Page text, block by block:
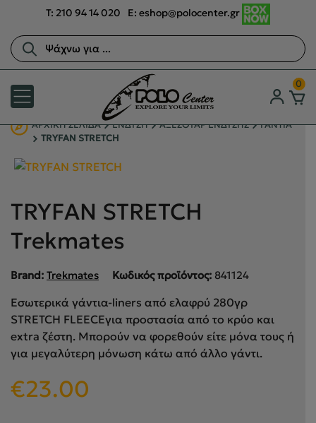
T: 210 94 14 020 E:eshop@polocenter.gr
0
Αναζήτηση
προϊόντων
ΑΡΧΙΚΉ ΣΕΛΊΔΑ ΕΝΔΥΣΗ ΑΞΕΣΟΥΑΡ ΕΝΔΥΣΗΣ
ΓΑΝΤΙΑ
TRYFAN STRETCH
TRYFAN STRETCH
Trekmates
Brand: Trekmates Κωδικός προϊόντος: 841124
Εσωτερικά γάντια-liners από ελαφρύ 280γρ
STRETCH FLEECEγια προστασία από το κρύο και
extra ζέστη. Μπορούν να φορεθούν είτε μόνα τους ή
για μεγαλύτερη μόνωση κάτω από άλλο γάντι.
€23.00